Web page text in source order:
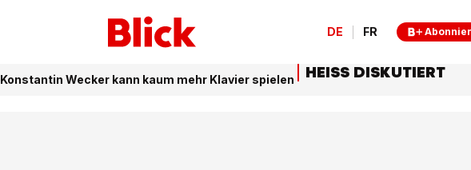
DE FR
Konstantin Wecker kann kaum mehr Klavier spielen HEISS DISKUTIERT